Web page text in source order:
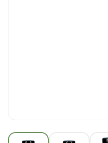
View larger image
View